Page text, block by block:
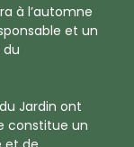
à l’automne
et un
Jardin ont
constitue un